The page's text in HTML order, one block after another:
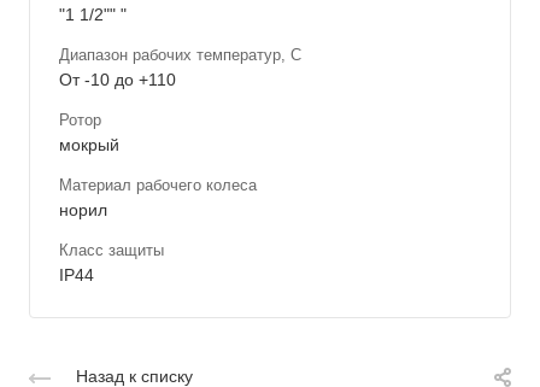
"1 1/2"" "
Диапазон рабочих температур, С
От -10 до +110
Ротор
мокрый
Материал рабочего колеса
норил
Класс защиты
IP44
Назад к списку